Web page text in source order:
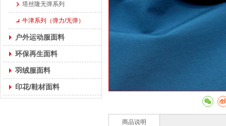
塔丝隆无弹系列
牛津系列（弹力/无弹）
户外运动服面料
环保再生面料
羽绒服面料
印花/鞋材面料
商品说明